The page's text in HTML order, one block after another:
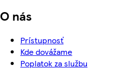
O nás
Prístupnosť
Kde dovážame
Poplatok za službu